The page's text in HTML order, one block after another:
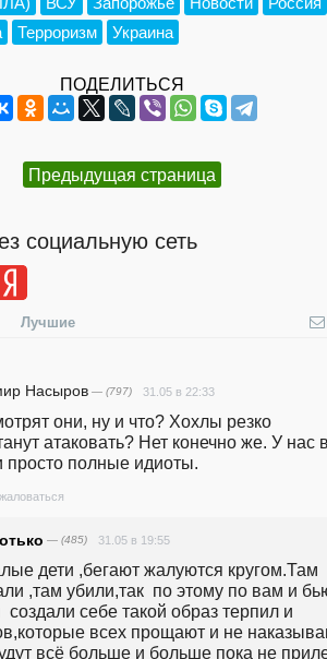
Терроризм Украина
ПОДЕЛИТЬСЯ
Предыдущая страница
социальную сеть
Лучшие
Насыров — (797) 31.05 в 22:33
они, ну и что? Хохлы резко
атаковать? Нет конечно же. У нас
просто полные идиоты.
— (485) 31.05 в 19:55
дети ,бегают жалуются кругом.Там
,там убили,так  по этому по вам и
создали себе такой образ терпил и
всех прощают и не
всё больше и больше пока не